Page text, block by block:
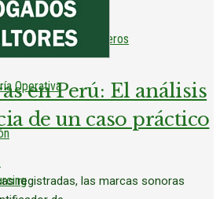
de Estados Financieros
Operativa
en Perú: El análisis
de un caso práctico
registradas, las marcas sonoras